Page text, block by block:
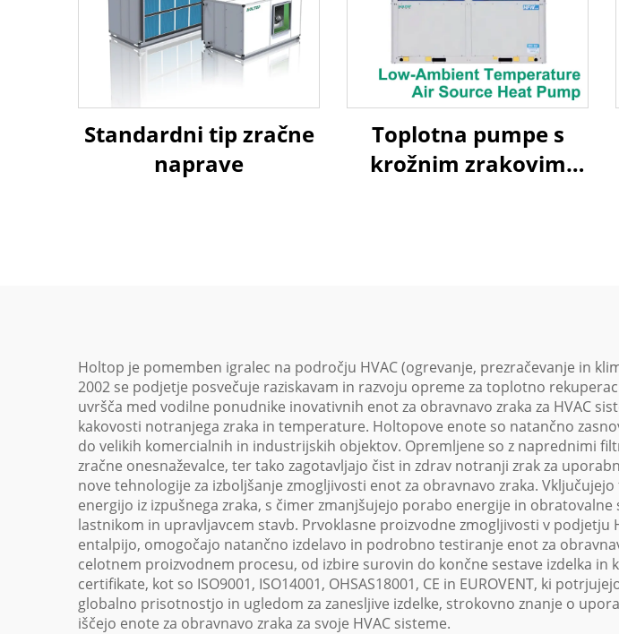
Standardni tip zračne
naprave
Toplotna pumpe s
krožnim zrakovim
Holtop je pomemben igralec na področju HVAC (ogrevanje, prezračevanje in
2002 se podjetje posvečuje raziskavam in razvoju opreme za toplotno
uvršča med vodilne ponudnike inovativnih enot za obravnavo zraka za HVAC
kakovosti notranjega zraka in temperature. Holtopove enote so natančno
do velikih komercialnih in industrijskih objektov. Opremljene so z naprednimi
zračne onesnaževalce, ter tako zagotavljajo čist in zdrav notranji zrak za
nove tehnologije za izboljšanje zmogljivosti enot za obravnavo zraka.
energijo iz izpušnega zraka, s čimer zmanjšujejo porabo energije in
lastnikom in upravljavcem stavb. Prvoklasne proizvodne zmogljivosti v
entalpijo, omogočajo natančno izdelavo in podrobno testiranje enot za
celotnem proizvodnem procesu, od izbire surovin do končne sestave izdelka
certifikate, kot so ISO9001, ISO14001, OHSAS18001, CE in EUROVENT, ki
globalno prisotnostjo in ugledom za zanesljive izdelke, strokovno znanje o
iščejo enote za obravnavo zraka za svoje HVAC sisteme.